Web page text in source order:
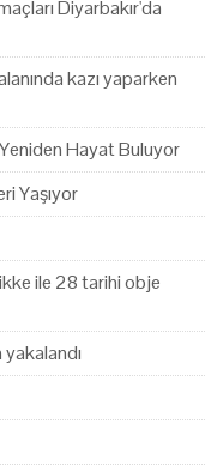
Diyarbakır'da
kazı yaparken
Hayat Buluyor
Yaşıyor
ile 28 tarihi obje